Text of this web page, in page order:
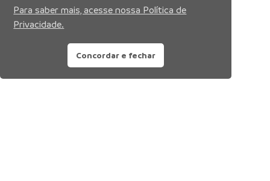
Para saber mais, acesse nossa Política de
Privacidade.
Concordar e fechar